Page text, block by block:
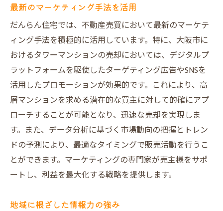
最新のマーケティング手法を活用
だんらん住宅では、不動産売買において最新のマーケテ
ィング手法を積極的に活用しています。特に、大阪市に
おけるタワーマンションの売却においては、デジタルプ
ラットフォームを駆使したターゲティング広告やSNSを
活用したプロモーションが効果的です。これにより、高
層マンションを求める潜在的な買主に対して的確にアプ
ローチすることが可能となり、迅速な売却を実現しま
す。また、データ分析に基づく市場動向の把握とトレン
ドの予測により、最適なタイミングで販売活動を行うこ
とができます。マーケティングの専門家が売主様をサポ
ートし、利益を最大化する戦略を提供します。
地域に根ざした情報力の強み